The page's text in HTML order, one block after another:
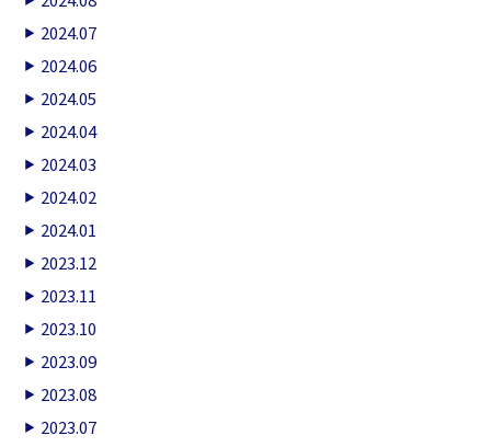
2024.07
2024.06
2024.05
2024.04
2024.03
2024.02
2024.01
2023.12
2023.11
2023.10
2023.09
2023.08
2023.07